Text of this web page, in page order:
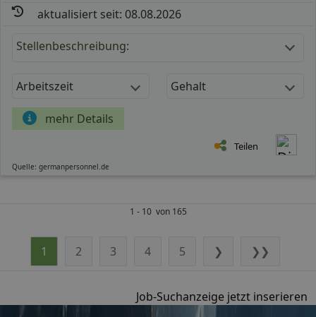
aktualisiert seit: 08.08.2026
Stellenbeschreibung:
Arbeitszeit Gehalt
mehr Details
Teilen
Quelle: germanpersonnel.de
1 - 10 von 165
1 2 3 4 5 ❯ ❯❯
Job-Suchanzeige jetzt inserieren